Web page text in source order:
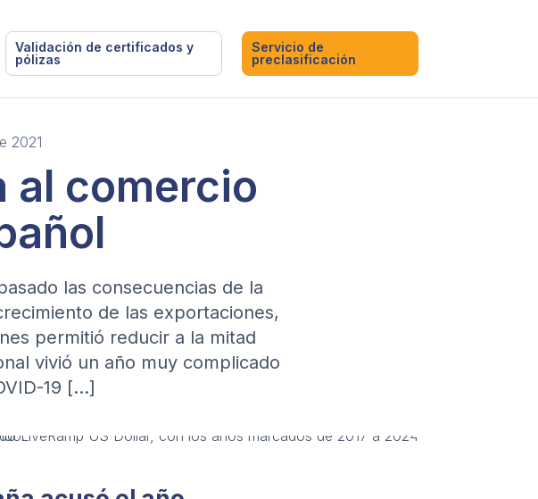
Validación de certificados y
pólizas
Servicio de
preclasificación
2021
al comercio
las consecuencias de la
de las exportaciones,
permitió reducir a la mitad
vivió un año muy complicado
19 […]